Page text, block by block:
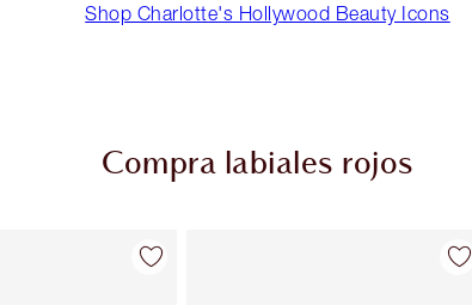
Shop Charlotte's Hollywood Beauty Icons
Compra labiales rojos
Artículo 2 de 26 Artículo 3 de 26